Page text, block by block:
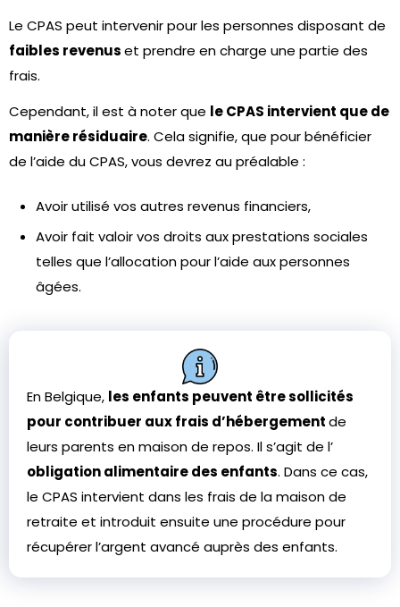
Le CPAS peut intervenir pour les personnes disposant de
faibles revenuset prendre en charge une partie des
frais.
Cependant, il est à noter que le CPAS intervient que de
manière résiduaire. Cela signifie, que pour bénéficier
de l’aide du CPAS, vous devrez au préalable :
Avoir utilisé vos autres revenus financiers,
Avoir fait valoir vos droits aux prestations sociales
telles que l’allocation pour l’aide aux personnes
âgées.
En Belgique, les enfants peuvent être sollicités
pour contribuer aux frais d’hébergementde
leurs parents en maison de repos. Il s’agit de l’
obligation alimentaire des enfants. Dans ce cas,
le CPAS intervient dans les frais de la maison de
retraite et introduit ensuite une procédure pour
récupérer l’argent avancé auprès des enfants.